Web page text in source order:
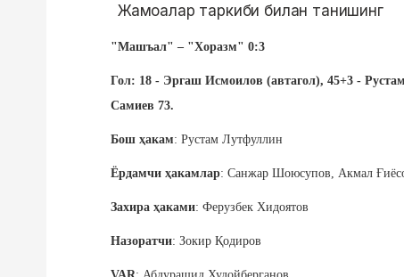
Жамоалар таркиби билан танишинг
"Машъал" – "Хоразм" 0:3
Гол: 18 - Эргаш Исмоилов (автагол), 45+3 -
Самиев 73.
Бош ҳакам: Рустам Лутфуллин
Ёрдамчи ҳакамлар: Санжар Шоюсупов, Акмал
Захира ҳаками: Ферузбек Хидоятов
Назоратчи: Зокир Қодиров